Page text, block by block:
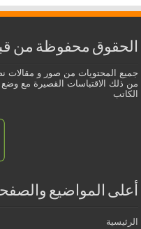
الحقوق محفوظة من
جميع المحتويات من صور و مقالات
من ذلك الاقتباسات القصيرة مع
الكاتب
أعلى المواضيع
الرئيسية